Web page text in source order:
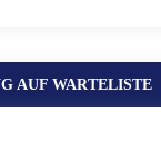
AUF WARTELISTE